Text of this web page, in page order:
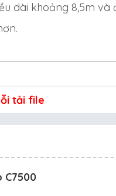
dài khoảng 8,5m và
tải file
C7500